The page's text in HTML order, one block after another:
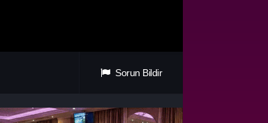
Sorun Bildir